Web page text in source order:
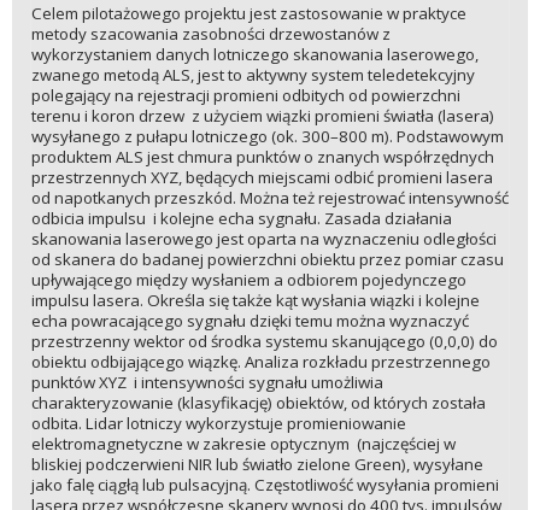
Celem pilotażowego projektu jest zastosowanie w praktyce
metody szacowania zasobności drzewostanów z
wykorzystaniem danych lotniczego skanowania laserowego,
zwanego metodą ALS, jest to aktywny system teledetekcyjny
polegający na rejestracji promieni odbitych od powierzchni
terenu i koron drzew z użyciem wiązki promieni światła (lasera)
wysyłanego z pułapu lotniczego (ok. 300–800 m). Podstawowym
produktem ALS jest chmura punktów o znanych współrzędnych
przestrzennych XYZ, będących miejscami odbić promieni lasera
od napotkanych przeszkód. Można też rejestrować intensywność
odbicia impulsu i kolejne echa sygnału. Zasada działania
skanowania laserowego jest oparta na wyznaczeniu odległości
od skanera do badanej powierzchni obiektu przez pomiar czasu
upływającego między wysłaniem a odbiorem pojedynczego
impulsu lasera. Określa się także kąt wysłania wiązki i kolejne
echa powracającego sygnału dzięki temu można wyznaczyć
przestrzenny wektor od środka systemu skanującego (0,0,0) do
obiektu odbijającego wiązkę. Analiza rozkładu przestrzennego
punktów XYZ i intensywności sygnału umożliwia
charakteryzowanie (klasyfikację) obiektów, od których została
odbita. Lidar lotniczy wykorzystuje promieniowanie
elektromagnetyczne w zakresie optycznym (najczęściej w
bliskiej podczerwieni NIR lub światło zielone Green), wysyłane
jako falę ciągłą lub pulsacyjną. Częstotliwość wysyłania promieni
lasera przez współczesne skanery wynosi do 400 tys. impulsów